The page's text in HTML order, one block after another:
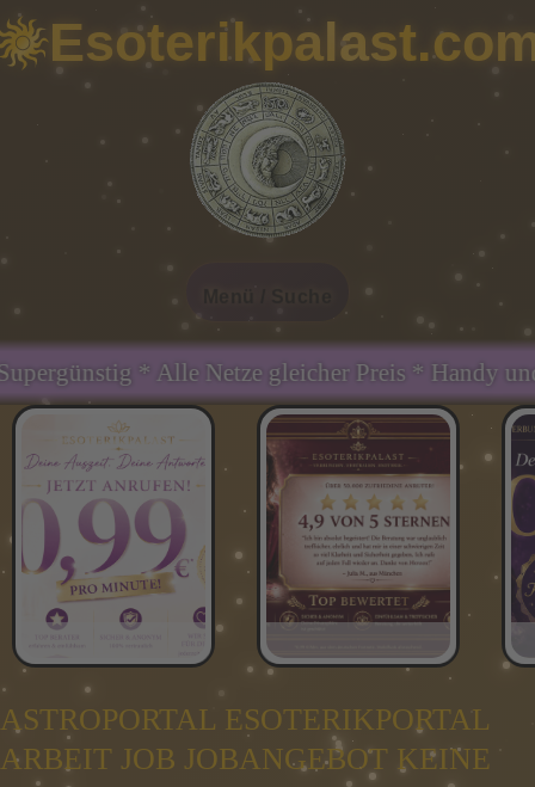
Menü / Suche
gleicher Preis * Handy und Festnetz gleicher
ASTROPORTAL ESOTERIKPORTAL
ARBEIT JOB JOBANGEBOT KEINE